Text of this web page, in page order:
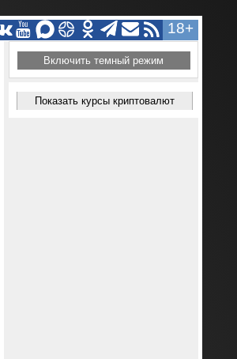
18+
Включить темный режим
Показать курсы криптовалют